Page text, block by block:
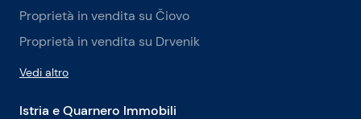
Proprietà in vendita su Čiovo
Proprietà in vendita su Drvenik
Vedi altro
Istria e Quarnero Immobili